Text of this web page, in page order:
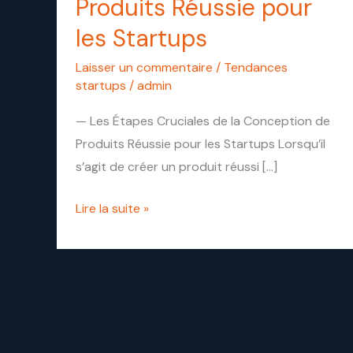
Produits Réussie pour
les Startups
Laisser un commentaire / Tendances
startups /admin
— Les Étapes Cruciales de la Conception de
Produits Réussie pour les Startups Lorsqu’il
s’agit de créer un produit réussi […]
de
la
de
Réussie
pour
les
Lire la suite »